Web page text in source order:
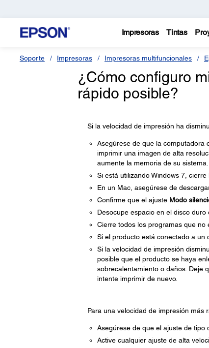
Impresoras Tintas
Soporte Impresoras Impresoras multifuncionales
¿Cómo configuro
rápido posible?
Si la velocidad de impresión ha
Asegúrese de que la computadora
imprimir una imagen de alta
aumente la memoria de su sistema.
Si está utilizando Windows 7, cierre
En un Mac, asegúrese de
Confirme que el ajuste Modo
Desocupe espacio en el disco
Cierre todos los programas que no
Si el producto está conectado a un
Si la velocidad de impresión
posible que el producto se haya
sobrecalentamiento o daños. Deje
intente imprimir de nuevo.
Para una velocidad de impresión más
Asegúrese de que el ajuste de tipo
Active cualquier ajuste de alta